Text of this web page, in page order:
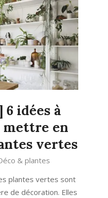
6 idées à
mettre en
vertes
& plantes
plantes vertes sont
de décoration. Elles